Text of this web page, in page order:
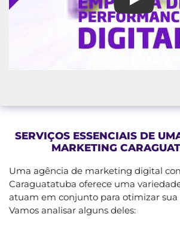
Agência
SERVIÇOS ESSENCIAIS DE
MARKETING
Uma agência de marketing digital
Caraguatatuba oferece uma
atuam em conjunto para otimizar sua
Vamos analisar alguns deles: